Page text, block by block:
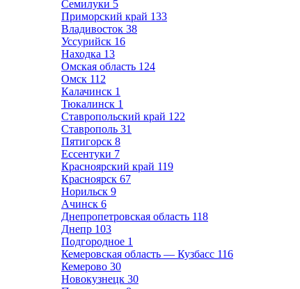
Семилуки 5
Приморский край 133
Владивосток 38
Уссурийск 16
Находка 13
Омская область 124
Омск 112
Калачинск 1
Тюкалинск 1
Ставропольский край 122
Ставрополь 31
Пятигорск 8
Ессентуки 7
Красноярский край 119
Красноярск 67
Норильск 9
Ачинск 6
Днепропетровская область 118
Днепр 103
Подгородное 1
Кемеровская область — Кузбасс 116
Кемерово 30
Новокузнецк 30